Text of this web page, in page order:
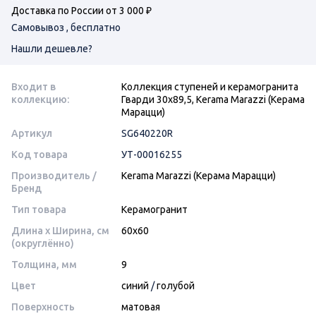
Доставка по России от 3 000 ₽
Самовывоз , бесплатно
Нашли дешевле?
Входит в
коллекцию:
Коллекция ступеней и керамогранита
Гварди 30x89,5, Kerama Marazzi (Керама
Марацци)
Артикул
SG640220R
Код товара
УТ-00016255
Производитель /
Бренд
Kerama Marazzi (Керама Марацци)
Тип товара
Керамогранит
Длина x Ширина, см
(округлённо)
60x60
Толщина, мм
9
Цвет
синий /голубой
Поверхность
матовая